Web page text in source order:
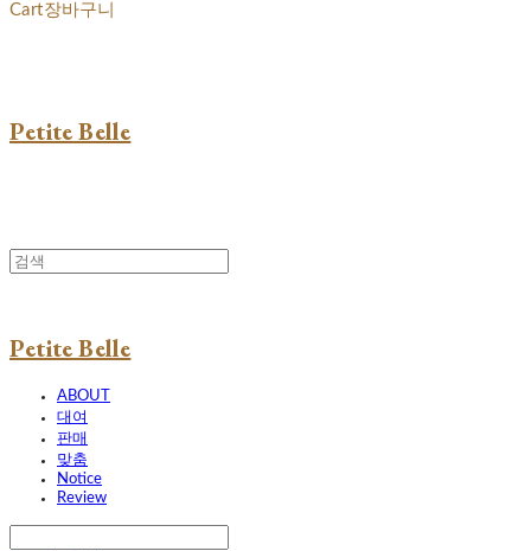
Cart장바구니
Petite Belle
Petite Belle
ABOUT
대여
판매
맞춤
Notice
Review